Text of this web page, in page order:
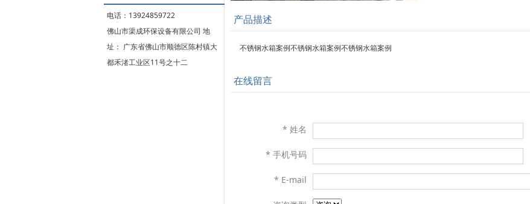
电话：13924859722
佛山市渠成环保设备有限公司 地
址： 广东省佛山市顺德区陈村镇大
都禾渚工业区11号之十二
产品描述
不锈钢水箱案例不锈钢水箱案例不锈钢水箱案例
在线留言
* 姓名
* 手机号码
* E-mail